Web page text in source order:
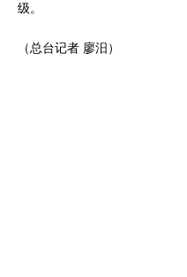
级。
（总台记者 廖汨）